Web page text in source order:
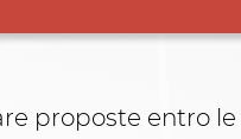
proposte entro le